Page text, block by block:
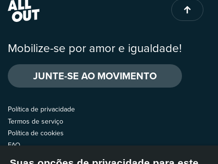
Mobilize-se por amor e igualdade!
JUNTE-SE AO MOVIMENTO
Política de privacidade
Termos de serviço
Política de cookies
FAQ